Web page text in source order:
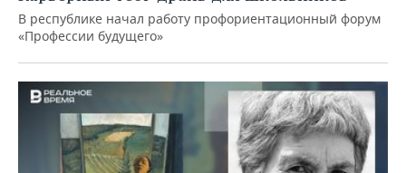
В республике начал работу профориентационный форум
«Профессии будущего»